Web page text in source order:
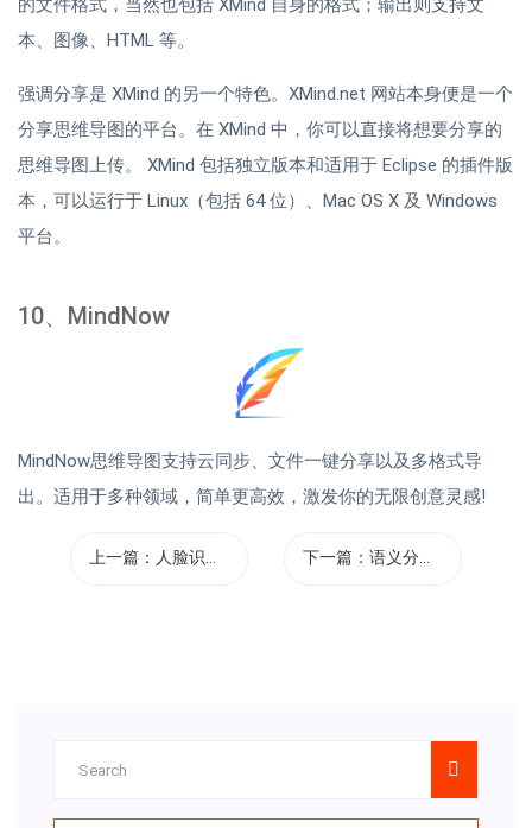
的文件格式，当然也包括 XMind 自身的格式；输出则支持文
本、图像、HTML 等。
强调分享是 XMind 的另一个特色。XMind.net 网站本身便是一个
分享思维导图的平台。在 XMind 中，你可以直接将想要分享的
思维导图上传。 XMind 包括独立版本和适用于 Eclipse 的插件版
本，可以运行于 Linux（包括 64 位）、Mac OS X 及 Windows
平台。
10、MindNow
MindNow思维导图支持云同步、文件一键分享以及多格式导
出。适用于多种领域，简单更高效，激发你的无限创意灵感!
下一篇： 语义分析系...
上一篇： 人脸识别系...